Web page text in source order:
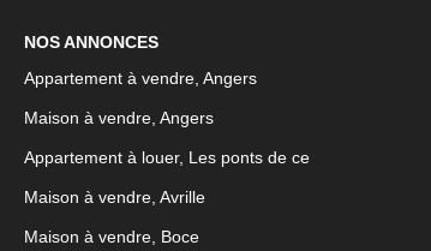
NOS ANNONCES
Appartement à vendre, Angers
Maison à vendre, Angers
Appartement à louer, Les ponts de ce
Maison à vendre, Avrille
Maison à vendre, Boce